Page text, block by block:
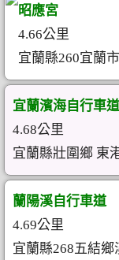
昭應宮
4.66公里
宜蘭縣260宜蘭
宜蘭濱海自行車道
4.68公里
宜蘭縣壯圍鄉 東
蘭陽溪自行車道
4.69公里
宜蘭縣268五結鄉